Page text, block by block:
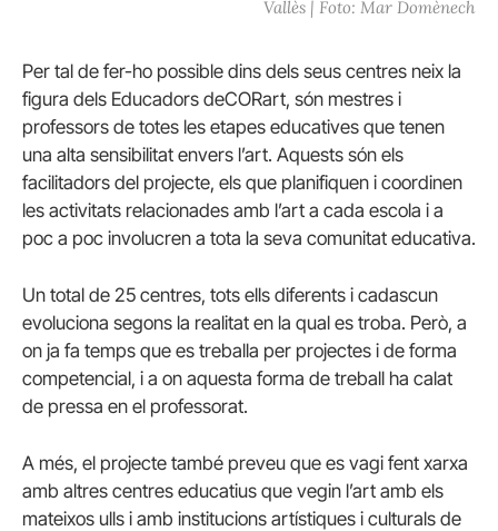
Vallès | Foto: Mar Domènech
Per tal de fer-ho possible dins dels seus centres neix la
figura dels Educadors deCORart, són mestres i
professors de totes les etapes educatives que tenen
una alta sensibilitat envers l’art. Aquests són els
facilitadors del projecte, els que planifiquen i coordinen
les activitats relacionades amb l’art a cada escola i a
poc a poc involucren a tota la seva comunitat educativa.
Un total de 25 centres, tots ells diferents i cadascun
evoluciona segons la realitat en la qual es troba. Però, a
on ja fa temps que es treballa per projectes i de forma
competencial, i a on aquesta forma de treball ha calat
de pressa en el professorat.
A més, el projecte també preveu que es vagi fent xarxa
amb altres centres educatius que vegin l’art amb els
mateixos ulls i amb institucions artístiques i culturals de